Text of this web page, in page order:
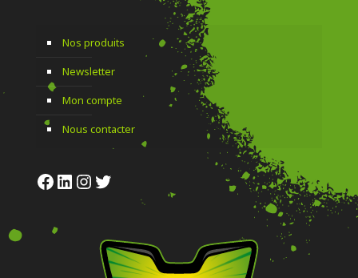
Nos produits
Newsletter
Mon compte
Nous contacter
Facebook
LinkedIn
Instagram
Twitter